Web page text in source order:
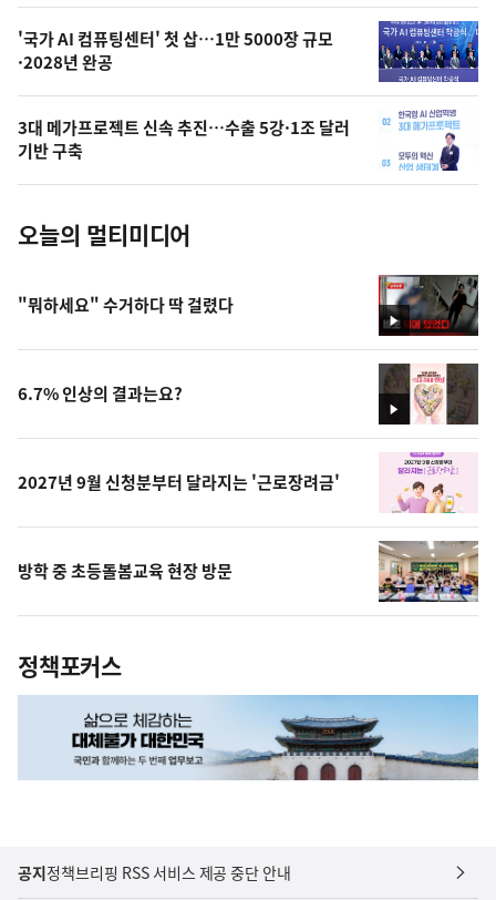
오
의
사
진
'국가 AI 컴퓨팅센터' 첫 삽…1만 5000장 규모
·2028년 완공
3대 메가프로젝트 신속 추진…수출 5강·1조 달러
기반 구축
오늘의 멀티미디어
영
상
"뭐하세요" 수거하다 딱 걸렸다
영
상
6.7% 인상의 결과는요?
2027년 9월 신청분부터 달라지는 '근로장려금'
방학 중 초등돌봄교육 현장 방문
정책포커스
공지정책브리핑 RSS 서비스 제공 중단 안내